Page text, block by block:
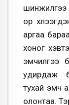
шинжилгээ
ор
аргаа
хоног
эмчилгээ
удирдаж
тухай эмч
олонтаа.